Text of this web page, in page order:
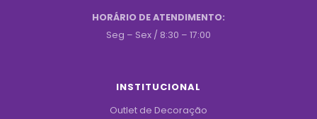
HORÁRIO DE ATENDIMENTO:
Seg – Sex / 8:30 – 17:00
INSTITUCIONAL
Outlet de Decoração